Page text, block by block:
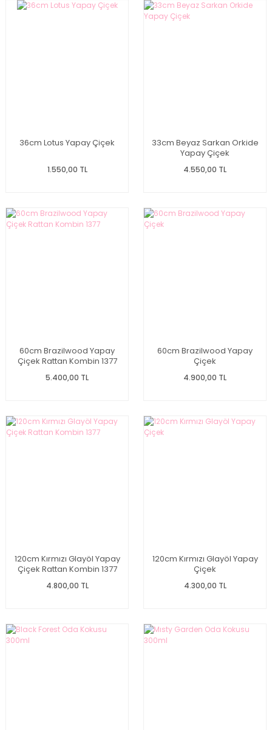
36cm Lotus Yapay Çiçek
1.550,00 TL
33cm Beyaz Sarkan Orkide
Yapay Çiçek
4.550,00 TL
60cm Brazilwood Yapay
Çiçek Rattan Kombin 1377
5.400,00 TL
60cm Brazilwood Yapay
Çiçek
4.900,00 TL
120cm Kırmızı Glayöl Yapay
Çiçek Rattan Kombin 1377
4.800,00 TL
120cm Kırmızı Glayöl Yapay
Çiçek
4.300,00 TL